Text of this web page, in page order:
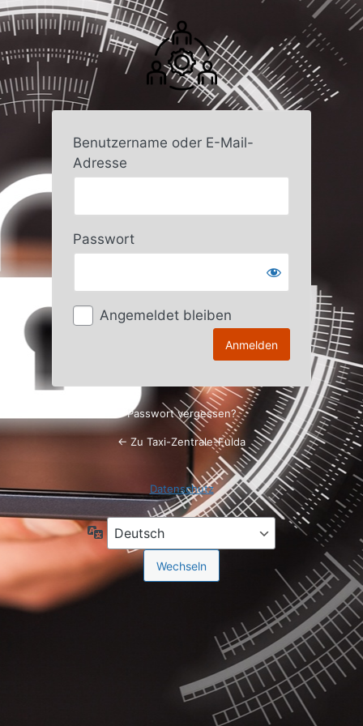
Anmelden
Benutzername oder E-Mail-
Adresse
Passwort
Angemeldet bleiben
Passwort vergessen?
← Zu Taxi-Zentrale-Fulda
Datenschutz
Sprache